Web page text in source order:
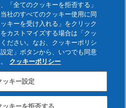
プライバシーポリシー
旭化成グループトップ
Materials Corporation. All rights
reserved.
「全てのクッキーを拒否する」
社のすべてのクッキー使用に同
キーを受け入れる」をクリック
カストマイズする場合は「クッ
ださい。なお、クッキーポリシ
定」ボタンから、いつでも同意
クッキーポリシー
ッキー設定
ッキーを拒否する